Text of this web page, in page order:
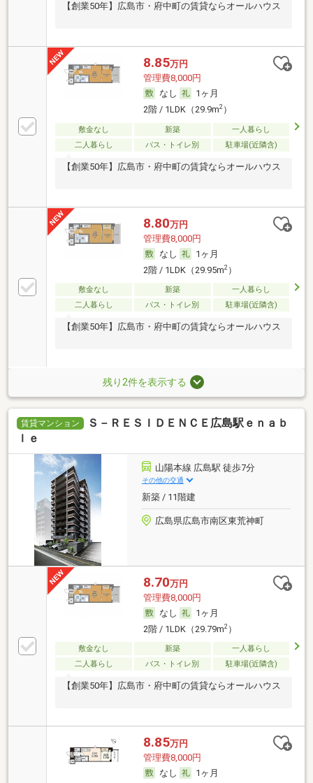
【創業50年】広島市・府中町の賃貸ならオールハウス
8.85万円
管理費8,000円
なし
1ヶ月
2階 / 1LDK（29.9m2）
敷金なし 新築
一人暮らし
二人暮らし
バス・トイレ別 駐車場(近隣含)
【創業50年】広島市・府中町の賃貸ならオールハウス
8.80万円
管理費8,000円
なし
1ヶ月
2階 / 1LDK（29.95m2）
敷金なし 新築
一人暮らし
二人暮らし
バス・トイレ別 駐車場(近隣含)
【創業50年】広島市・府中町の賃貸ならオールハウス
残り2件を表示する
賃貸マンション
Ｓ－ＲＥＳＩＤＥＮＣＥ広島駅ｅｎａｂ
ｌｅ
山陽本線 広島駅 徒歩7分
その他の交通
新築 / 11階建
広島県広島市南区東荒神町
8.70万円
管理費8,000円
なし
1ヶ月
2階 / 1LDK（29.79m2）
敷金なし 新築
一人暮らし
二人暮らし
バス・トイレ別 駐車場(近隣含)
【創業50年】広島市・府中町の賃貸ならオールハウス
8.85万円
管理費8,000円
なし
1ヶ月